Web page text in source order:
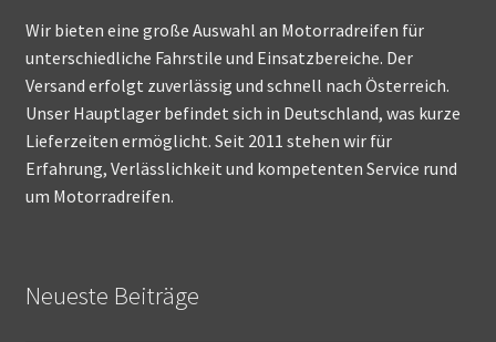
Wir bieten eine große Auswahl an Motorradreifen für
unterschiedliche Fahrstile und Einsatzbereiche. Der
Versand erfolgt zuverlässig und schnell nach Österreich.
Unser Hauptlager befindet sich in Deutschland, was kurze
Lieferzeiten ermöglicht. Seit 2011 stehen wir für
Erfahrung, Verlässlichkeit und kompetenten Service rund
um Motorradreifen.
Neueste Beiträge